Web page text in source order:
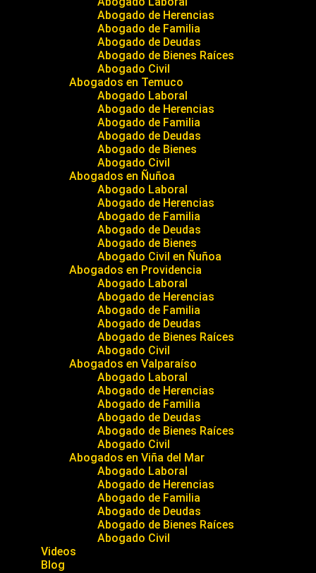
Abogado de Herencias
Abogado de Familia
Abogado de Deudas
Abogado de Bienes Raíces
Abogado Civil
Abogados en Temuco
Abogado Laboral
Abogado de Herencias
Abogado de Familia
Abogado de Deudas
Abogado de Bienes
Abogado Civil
Abogados en Ñuñoa
Abogado Laboral
Abogado de Herencias
Abogado de Familia
Abogado de Deudas
Abogado de Bienes
Abogado Civil en Ñuñoa
Abogados en Providencia
Abogado Laboral
Abogado de Herencias
Abogado de Familia
Abogado de Deudas
Abogado de Bienes Raíces
Abogado Civil
Abogados en Valparaíso
Abogado Laboral
Abogado de Herencias
Abogado de Familia
Abogado de Deudas
Abogado de Bienes Raíces
Abogado Civil
Abogados en Viña del Mar
Abogado Laboral
Abogado de Herencias
Abogado de Familia
Abogado de Deudas
Abogado de Bienes Raíces
Abogado Civil
Videos
Blog